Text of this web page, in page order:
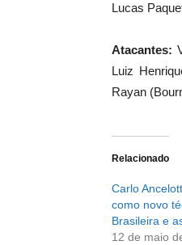
Lucas
Atacantes:
Luiz
Rayan
Relacionado
Carlo
como novo
Brasileira e
12 de maio